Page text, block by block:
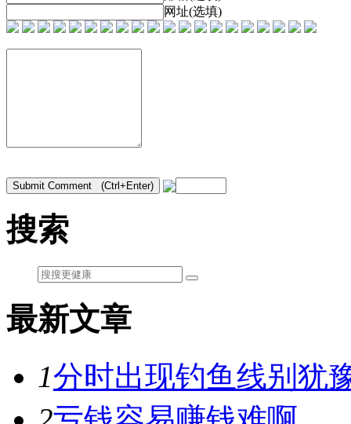
网址(选填)
搜索
最新文章
1分时出现钓鱼线别犹